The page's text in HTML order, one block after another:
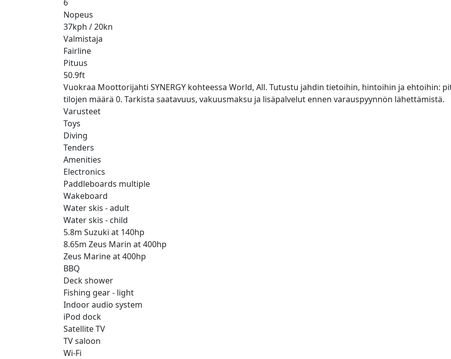
6
Nopeus
37kph / 20kn
Valmistaja
Fairline
Pituus
50.9ft
Vuokraa Moottorijahti SYNERGY kohteessa World, All. Tutustu jahdin tietoihin, hintoihin ja ehtoihin:
tilojen määrä 0. Tarkista saatavuus, vakuusmaksu ja lisäpalvelut ennen varauspyynnön lähettämistä.
Varusteet
Toys
Diving
Tenders
Amenities
Electronics
Paddleboards multiple
Wakeboard
Water skis - adult
Water skis - child
5.8m Suzuki at 140hp
8.65m Zeus Marin at 400hp
Zeus Marine at 400hp
BBQ
Deck shower
Fishing gear - light
Indoor audio system
iPod dock
Satellite TV
TV saloon
Wi-Fi